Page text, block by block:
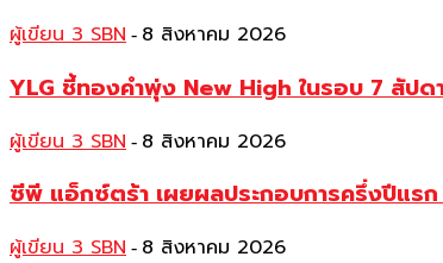
ผู้เขียน 3 SBN - 8 สิงหาคม 2026
YLG ชี้ทองคำพุ่ง New High ในรอบ 7 สัปด
ผู้เขียน 3 SBN - 8 สิงหาคม 2026
ซีพี แอ็กซ์ตร้า เผยผลประกอบการครึ่งปีแร
ผู้เขียน 3 SBN - 8 สิงหาคม 2026